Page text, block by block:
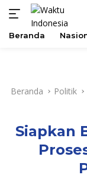
Beranda
Beranda Politik
Siapkan